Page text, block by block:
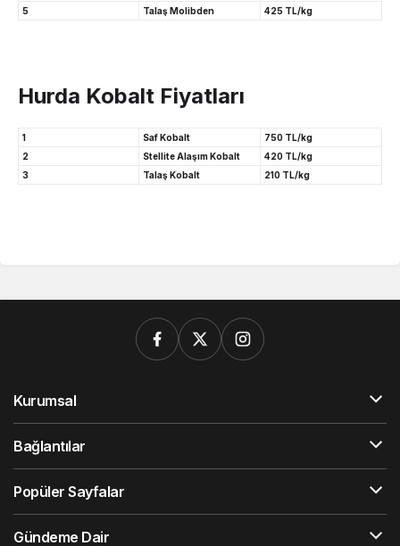
5
Talaş Molibden 425 TL/kg
Hurda Kobalt Fiyatları
1 Saf Kobalt
750 TL/kg
2
Stellite Alaşım Kobalt
420 TL/kg
3
Talaş Kobalt 210 TL/kg
Kurumsal
Bağlantılar
Popüler Sayfalar
Gündeme Dair